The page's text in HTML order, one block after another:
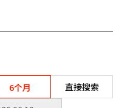
6个月 直接搜索